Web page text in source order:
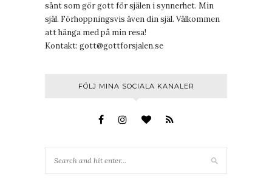
sånt som gör gott för själen i synnerhet. Min
själ. Förhoppningsvis även din själ. Välkommen
att hänga med på min resa!
Kontakt: gott@gottforsjalen.se
FÖLJ MINA SOCIALA KANALER